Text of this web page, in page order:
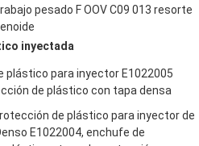
pesado F OOV C09 013 resorte
inyectada
plástico para inyector E1022005
de plástico con tapa densa
de plástico para inyector de
E1022004, enchufe de